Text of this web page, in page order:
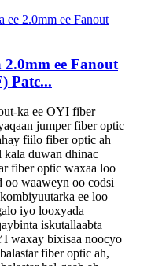
ee Fanout
Patc...
ka ee OYI fiber
jumper fiber optic
fiilo fiber optic ah
duwan dhinac
fiber optic waxaa loo
oo waaweyn oo codsi
ee loo
iyo looxyada
iskutallaabta
waxay bixisaa noocyo
fiber optic ah,